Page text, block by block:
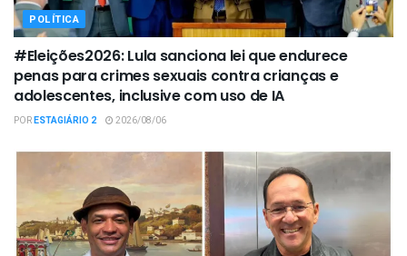
POLÍTICA
#Eleições2026: Lula sanciona lei que endurece
penas para crimes sexuais contra crianças e
adolescentes, inclusive com uso de IA
PORESTAGIÁRIO 2 2026/08/06